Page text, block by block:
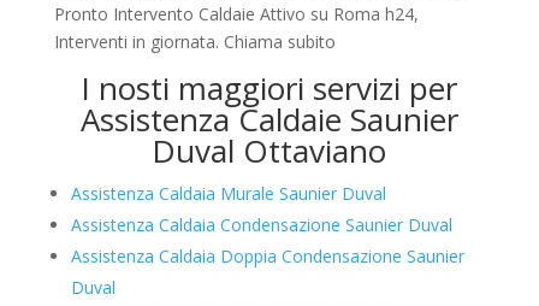
Pronto Intervento Caldaie Attivo su Roma h24,
Interventi in giornata. Chiama subito
I nosti maggiori servizi per
Assistenza Caldaie Saunier
Duval Ottaviano
Assistenza Caldaia Murale Saunier Duval
Assistenza Caldaia Condensazione Saunier Duval
Assistenza Caldaia Doppia Condensazione Saunier
Duval